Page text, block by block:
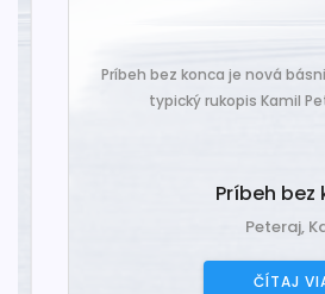
Príbeh bez konca je nová
typický rukopis Kamil
Príbeh bez
Peteraj, Kamil
ČÍTAJ VIAC